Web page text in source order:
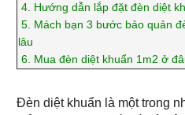
4. Hướng dẫn lắp đặt đèn diệt
5. Mách bạn 3 bước bảo quản
lâu
6. Mua đèn diệt khuẩn 1m2 ở
Đèn diệt khuẩn là một trong